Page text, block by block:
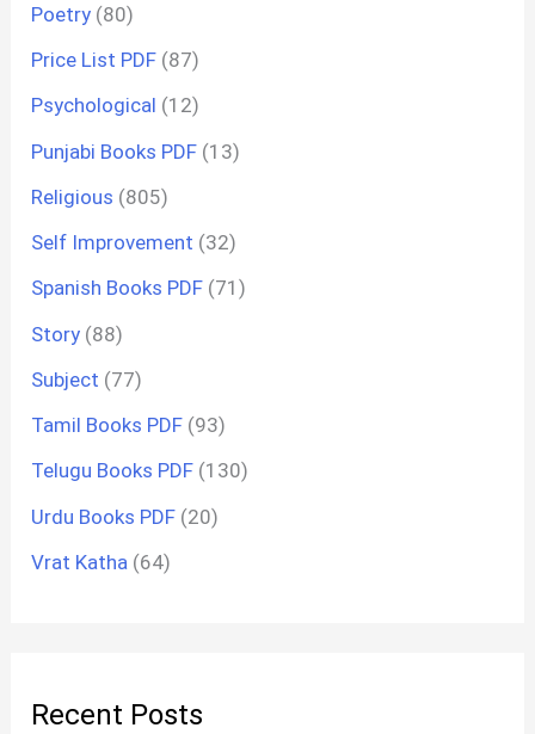
Poetry (80)
Price List PDF (87)
Psychological (12)
Punjabi Books PDF (13)
Religious (805)
Self Improvement (32)
Spanish Books PDF (71)
Story (88)
Subject (77)
Tamil Books PDF (93)
Telugu Books PDF (130)
Urdu Books PDF (20)
Vrat Katha (64)
Recent Posts